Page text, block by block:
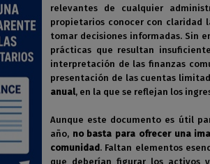
relevantes de cualquier
propietarios conocer con claridad
tomar decisiones informadas. Sin
prácticas que resultan
interpretación de las finanzas
presentación de las cuentas
anual, en la que se reflejan los
Aunque este documento es útil
año, no basta para ofrecer una
comunidad . Faltan elementos
que deberían figurar los activos